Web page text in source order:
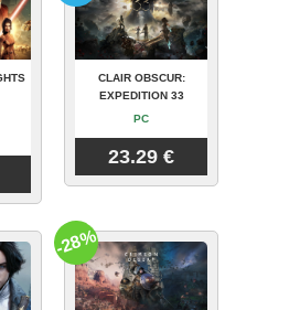
CLAIR OBSCUR:
EXPEDITION 33
PC
23.29 €
-28%